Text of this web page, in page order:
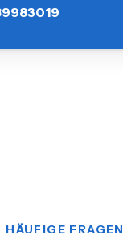
HÄUFIGE FRAGEN